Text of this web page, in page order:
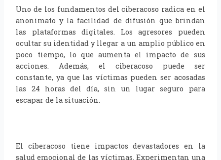
Uno de los fundamentos del ciberacoso radica en el
anonimato y la facilidad de difusión que brindan
las plataformas digitales. Los agresores pueden
ocultar su identidad y llegar a un amplio público en
poco tiempo, lo que aumenta el impacto de sus
acciones. Además, el ciberacoso puede ser
constante, ya que las víctimas pueden ser acosadas
las 24 horas del día, sin un lugar seguro para
escapar de la situación.
El ciberacoso tiene impactos devastadores en la
salud emocional de las víctimas. Experimentan una